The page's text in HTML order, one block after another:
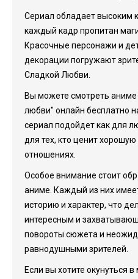
Сериал обладает высоким
каждый кадр пропитан
Красочные персонажи и
декорации погружают
Сладкой Любви.
Вы можете смотреть
любви" онлайн бесплатно
сериал подойдет как для
для тех, кто ценит
отношениях.
Особое внимание стоит
аниме. Каждый из них
историю и характер, что
интересным и
повороты сюжета и
равнодушными зрителей.
Если вы хотите окунуться